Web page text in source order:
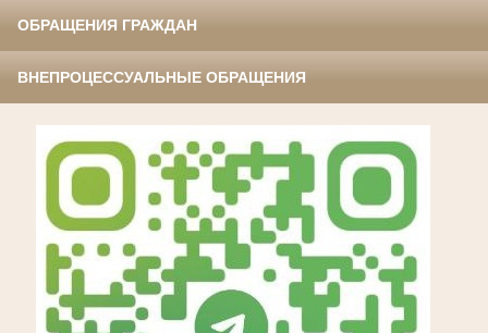
ОБРАЩЕНИЯ ГРАЖДАН
ВНЕПРОЦЕССУАЛЬНЫЕ ОБРАЩЕНИЯ